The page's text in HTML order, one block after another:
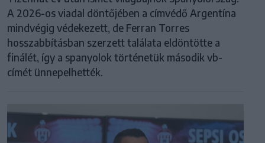
A 2026-os viadal döntőjében a címvédő Argentína
mindvégig védekezett, de Ferran Torres
hosszabbításban szerzett találata eldöntötte a
finálét, így a spanyolok történetük második vb-
címét ünnepelhették.